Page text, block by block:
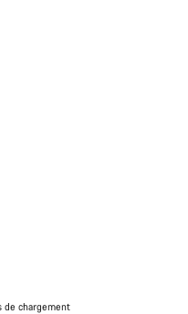
de chargement